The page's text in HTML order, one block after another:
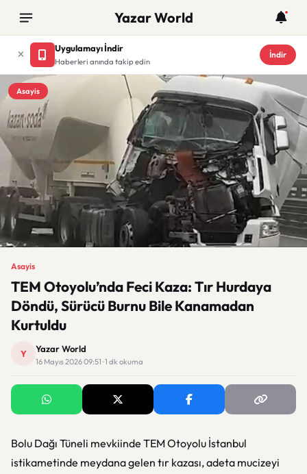
Yazar World
Uygulamayı İndir
Haberleri anında takip edin
İndir
Asayis
Asayis
TEM Otoyolu’nda Feci Kaza: Tır Hurdaya
Döndü, Sürücü Burnu Bile Kanamadan
Kurtuldu
Y Yazar World
16 Mayıs 2026 09:51 · 1 dk okuma
Bolu Dağı Tüneli mevkiinde TEM Otoyolu İstanbul
istikametinde meydana gelen tır kazası, adeta mucizeyi